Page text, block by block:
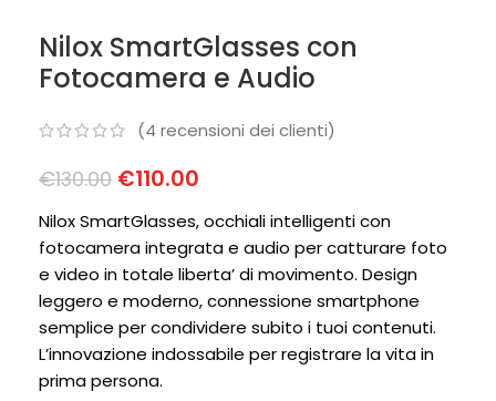
Nilox SmartGlasses con
Fotocamera e Audio
(4 recensioni dei clienti)
€130.00 €110.00
Nilox SmartGlasses, occhiali intelligenti con
fotocamera integrata e audio per catturare foto
e video in totale liberta’ di movimento. Design
leggero e moderno, connessione smartphone
semplice per condividere subito i tuoi contenuti.
L’innovazione indossabile per registrare la vita in
prima persona.